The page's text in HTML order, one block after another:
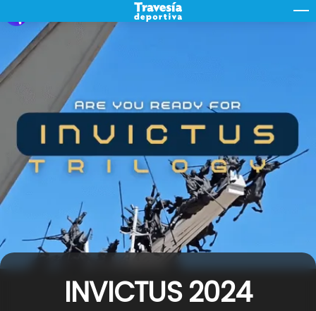
to
content
INVICTUS 2024